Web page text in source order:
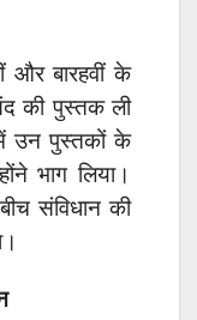
और बारहवीं के
की पुस्तक ली
उन पुस्तकों के
भाग लिया।
संविधान की